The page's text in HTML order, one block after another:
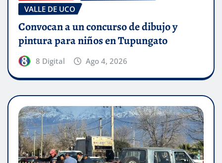
VALLE DE UCO
Convocan a un concurso de dibujo y
pintura para niños en Tupungato
8 Digital Ago 4, 2026